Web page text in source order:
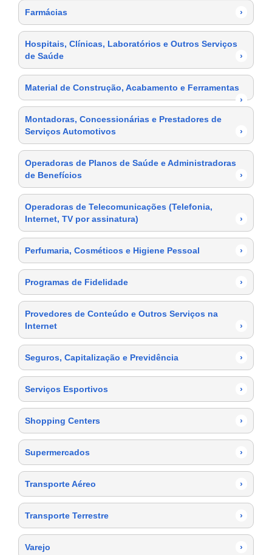
Farmácias ›
Hospitais, Clínicas, Laboratórios e Outros Serviços
de Saúde
›
Material de Construção, Acabamento e Ferramentas
›
Montadoras, Concessionárias e Prestadores de
Serviços Automotivos
›
Operadoras de Planos de Saúde e Administradoras
de Benefícios
›
Operadoras de Telecomunicações (Telefonia,
Internet, TV por assinatura)
›
Perfumaria, Cosméticos e Higiene Pessoal ›
Programas de Fidelidade ›
Provedores de Conteúdo e Outros Serviços na
Internet
›
Seguros, Capitalização e Previdência ›
Serviços Esportivos ›
Shopping Centers ›
Supermercados ›
Transporte Aéreo ›
Transporte Terrestre ›
Varejo ›